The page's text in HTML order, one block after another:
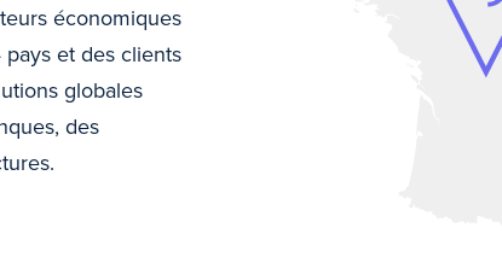
économiques
et des clients
globales
des